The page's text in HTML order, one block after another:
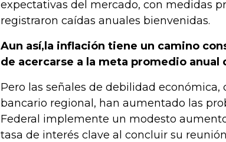
expectativas del mercado, con medidas
registraron caídas anuales bienvenidas.
Aun así, la inflación tiene un camino
de acercarse a la meta promedio anual
Pero las señales de debilidad
bancario regional, han aumentado las
Federal implemente un modesto
tasa de interés clave al concluir su